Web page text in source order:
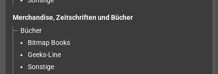
Merchandise, Zeitschriften und Bücher
Bücher
Bitmap Books
Geeks-Line
Sonstige